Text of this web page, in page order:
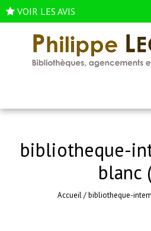
VOIR LES AVIS
bibliotheque-
blanc
Accueil/bibliotheque-